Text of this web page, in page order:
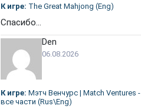
К игре: The Great Mahjong (Eng)
Спасибо...
Den
06.08.2026
К игре: Мэтч Венчурс | Match Ventures -
все части (Rus\Eng)